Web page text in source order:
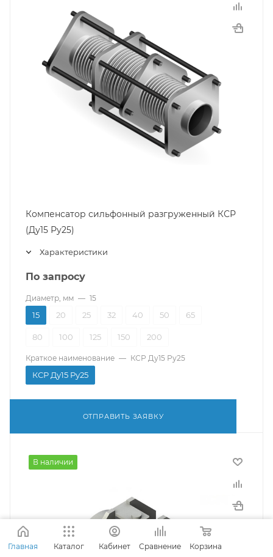
Компенсатор сильфонный разгруженный КСР
(Ду15 Ру25)
Характеристики
По запросу
Диаметр, мм — 15
15 20 25 32 40 50 65
80 100 125 150 200
Краткое наименование — КСР Ду15 Ру25
КСР Ду15 Ру25
ОТПРАВИТЬ ЗАЯВКУ
В наличии
Главная Каталог Кабинет Сравнение Корзина